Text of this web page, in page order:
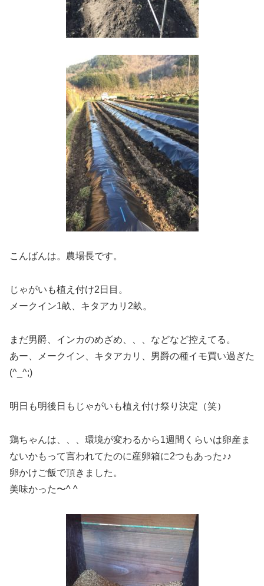
こんばんは。農場長です。
じゃがいも植え付け2日目。
メークイン1畝、キタアカリ2畝。
まだ男爵、インカのめざめ、、、などなど控えてる。
あー、メークイン、キタアカリ、男爵の種イモ買い過ぎた
(^_^;)
明日も明後日もじゃがいも植え付け祭り決定（笑）
鶏ちゃんは、、、環境が変わるから1週間くらいは卵産ま
ないかもって言われてたのに産卵箱に2つもあった♪♪
卵かけご飯で頂きました。
美味かった〜^ ^